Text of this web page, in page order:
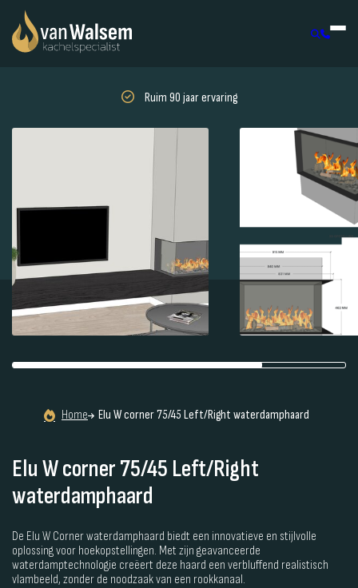
Ruim 90 jaar ervaring
Home Elu W corner 75/45 Left/Right waterdamphaard
Elu W corner 75/45 Left/Right
waterdamphaard
De Elu W Corner waterdamphaard biedt een innovatieve en stijlvolle
oplossing voor hoekopstellingen. Met zijn geavanceerde
waterdamptechnologie creëert deze haard een verbluffend realistisch
vlambeeld, zonder de noodzaak van een rookkanaal.